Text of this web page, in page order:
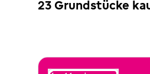
23 Grundstücke